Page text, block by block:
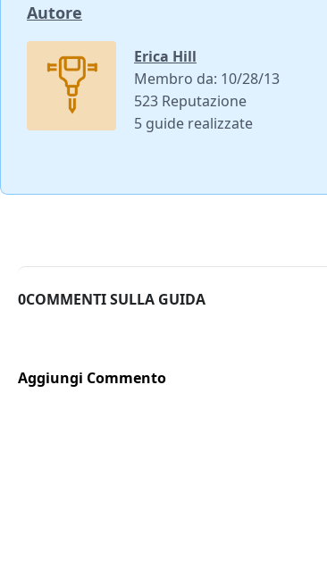
Autore
Erica Hill
Membro da: 10/28/13
523 Reputazione
5 guide realizzate
0COMMENTI SULLA GUIDA
Aggiungi Commento